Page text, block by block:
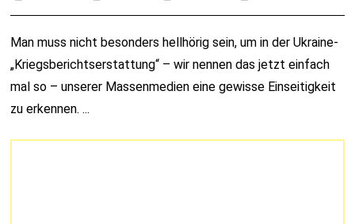
Man muss nicht besonders hellhörig sein, um in der Ukraine-
„Kriegsberichtserstattung“ – wir nennen das jetzt einfach
mal so – unserer Massenmedien eine gewisse Einseitigkeit
zu erkennen. ...